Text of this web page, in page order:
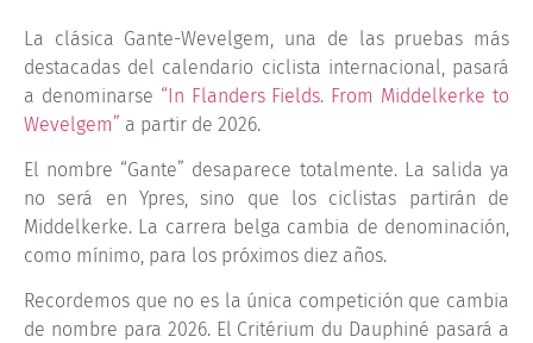
La clásica Gante-Wevelgem, una de las pruebas más
destacadas del calendario ciclista internacional, pasará
a denominarse “In Flanders Fields. From Middelkerke to
Wevelgem” a partir de 2026.
El nombre “Gante” desaparece totalmente. La salida ya
no será en Ypres, sino que los ciclistas partirán de
Middelkerke. La carrera belga cambia de denominación,
como mínimo, para los próximos diez años.
Recordemos que no es la única competición que cambia
de nombre para 2026. El Critérium du Dauphiné pasará a